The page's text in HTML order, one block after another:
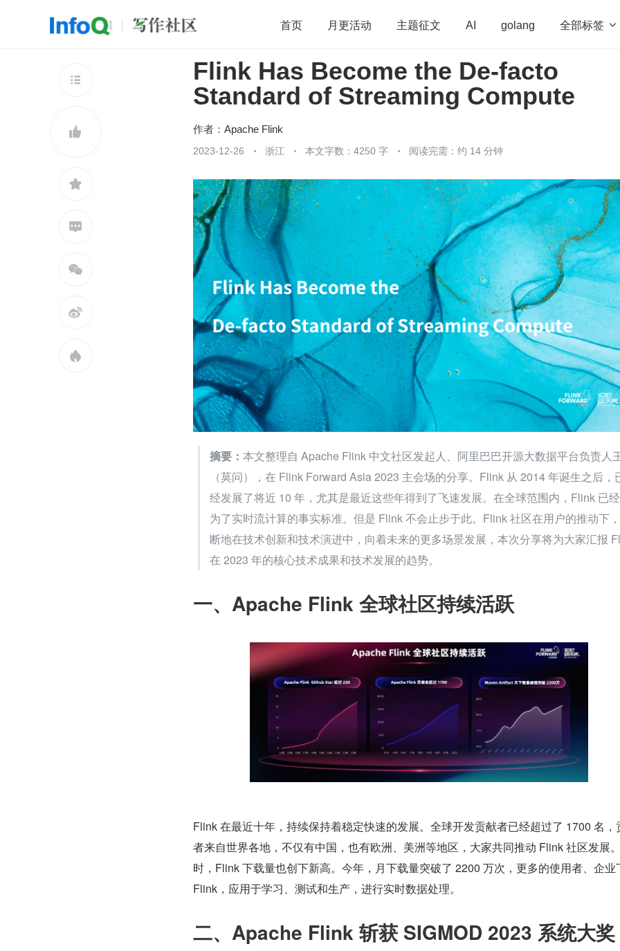
首页 月更活动 主题征文 AI golang 全部标签 
开源 架构 OpenHarmony 算法 学习方法 Web3.0
团队管理 程序员 运维 深度思考 低代码 redis
查看更多







Flink Has Become the De-facto
Standard of Streaming Compute
作者： Apache Flink
2023-12-26 浙江 本文字数：4250 字 阅读完需：约 14 分钟
摘要： 本文整理自 Apache Flink 中文社区发起人、阿里巴巴开源大数据平台负责人
（莫问），在 Flink Forward Asia 2023 主会场的分享。Flink 从 2014 年诞生之后，
经发展了将近 10 年，尤其是最近这些年得到了飞速发展。在全球范围内，Flink 已
为了实时流计算的事实标准。但是 Flink 不会止步于此。Flink 社区在用户的推动下
断地在技术创新和技术演进中，向着未来的更多场景发展，本次分享将为大家汇报
在 2023 年的核心技术成果和技术发展的趋势。
一、Apache Flink 全球社区持续活跃
Flink 在最近十年，持续保持着稳定快速的发展。全球开发贡献者已经超过了 1700 名，
者来自世界各地，不仅有中国，也有欧洲、美洲等地区，大家共同推动 Flink 社区发展
时，Flink 下载量也创下新高。今年，月下载量突破了 2200 万次，更多的使用者、企业
Flink，应用于学习、测试和生产，进行实时数据处理。
二、Apache Flink 斩获 SIGMOD 2023 系统大奖